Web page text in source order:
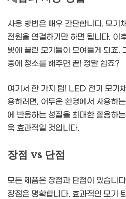
사용 방법은 매우 간단합니다. 모기
전원을 연결하기만 하면 됩니다. 이
빛에 끌린 모기들이 모여들게 되죠.
중에 청소를 해주면 끝! 정말 쉽죠?
여기서 한 가지 팁! LED 전기 모기
용하려면, 어두운 환경에서 사용하
에 반응하는 성질을 최대한 활용하
욱 효과적일 것입니다.
장점 vs 단점
모든 제품은 장점과 단점이 있습니
장점은 명확합니다. 효과적인 모기